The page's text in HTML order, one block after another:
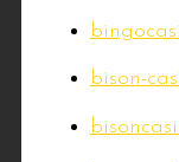
bison-